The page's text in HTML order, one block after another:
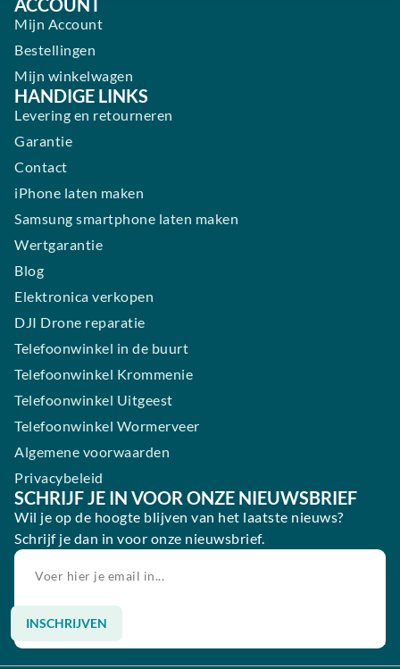
ACCOUNT
Mijn Account
Bestellingen
Mijn winkelwagen
HANDIGE LINKS
Levering en retourneren
Garantie
Contact
iPhone laten maken
Samsung smartphone laten maken
Wertgarantie
Blog
Elektronica verkopen
DJI Drone reparatie
Telefoonwinkel in de buurt
Telefoonwinkel Krommenie
Telefoonwinkel Uitgeest
Telefoonwinkel Wormerveer
Algemene voorwaarden
Privacybeleid
SCHRIJF JE IN VOOR ONZE NIEUWSBRIEF
Wil je op de hoogte blijven van het laatste nieuws?
Schrijf je dan in voor onze nieuwsbrief.
INSCHRIJVEN
Alternative: